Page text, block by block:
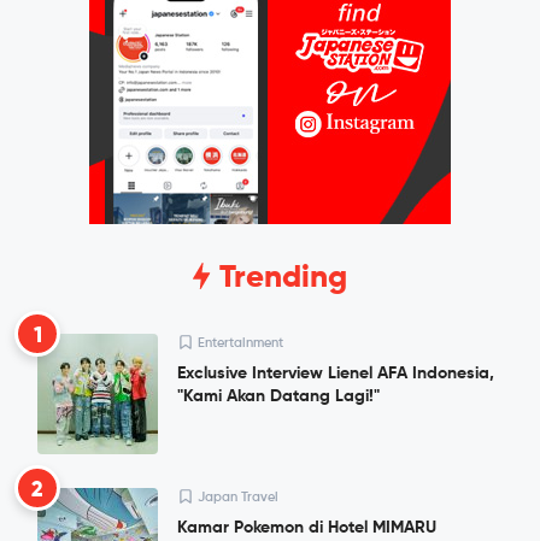
Trending
1 Entertainment
Exclusive Interview Lienel AFA Indonesia,
"Kami Akan Datang Lagi!"
2 Japan Travel
Kamar Pokemon di Hotel MIMARU